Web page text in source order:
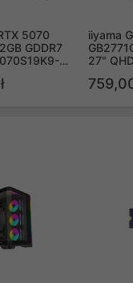
5070
GDDR7
iiyama
27"